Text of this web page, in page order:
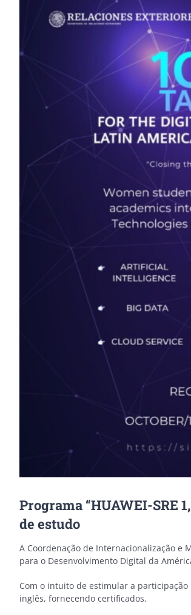
Programa “HUAWEI-SRE
de estudo
A Coordenação de Internacionalização e
para o Desenvolvimento Digital da
Com o intuito de estimular a
inglês, fornecendo certificados.